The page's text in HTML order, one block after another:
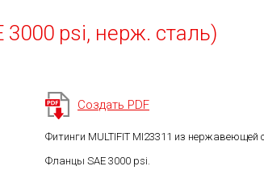
3000 psi, нерж. сталь)
Создать PDF
Фитинги MULTIFIT MI23311 из нержавеющей
Фланцы SAE 3000 psi.